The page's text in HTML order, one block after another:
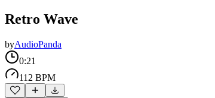
Retro Wave
byAudioPanda
0:21
112 BPM